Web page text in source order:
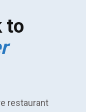
to
restaurant